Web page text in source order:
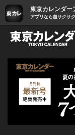
東京カレンダー
アプリなら超サクサク